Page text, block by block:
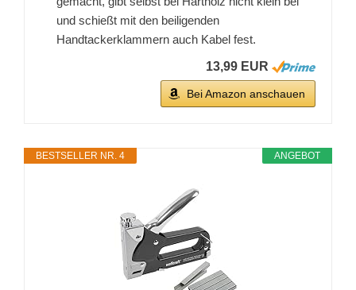
und schießt mit den beiligenden
Handtackerklammern auch Kabel fest.
13,99 EUR
Bei Amazon anschauen
ANGEBOT
BESTSELLER NR. 4